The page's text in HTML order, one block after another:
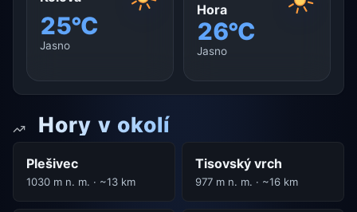
25°C
Jasno
Hora
26°C
Jasno
Hory v okolí
Plešivec
1030 m n. m. · ~13 km
Tisovský vrch
977 m n. m. · ~16 km